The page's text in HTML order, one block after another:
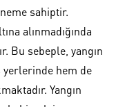
sahiptir.
alınmadığında
Bu sebeple, yangın
hem de
Yangın